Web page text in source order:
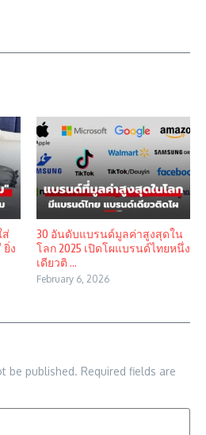
ส่
ง
30 อันดับแบรนด์มูลค่าสูงสุดใน
โลก 2025 เปิดโผแบรนด์ไทยหนึ่ง
เดียวติ ...
February 6, 2026
be published. Required fields are